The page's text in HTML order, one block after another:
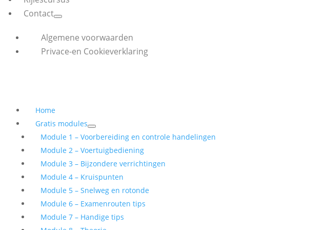
Contact
Algemene voorwaarden
Privace-en Cookieverklaring
Home
Gratis modules
Module 1 – Voorbereiding en controle handelingen
Module 2 – Voertuigbediening
Module 3 – Bijzondere verrichtingen
Module 4 – Kruispunten
Module 5 – Snelweg en rotonde
Module 6 – Examenrouten tips
Module 7 – Handige tips